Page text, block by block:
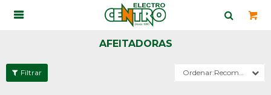

AFEITADORAS
Recomendados